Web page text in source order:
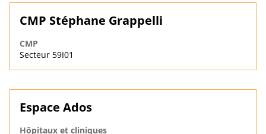
CMP Stéphane Grappelli
CMP
Secteur 59I01
Espace Ados
Hôpitaux et cliniques